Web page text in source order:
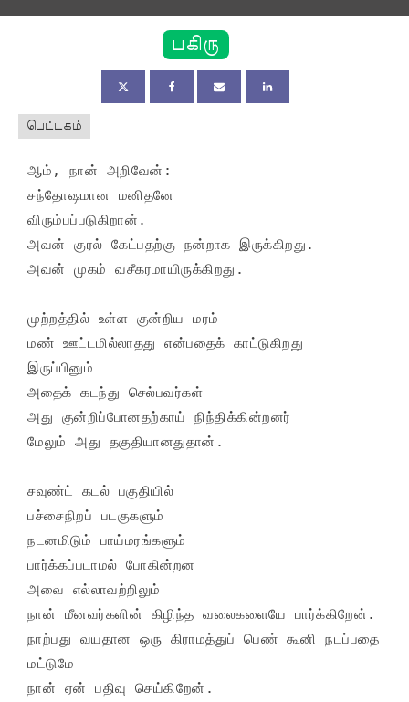
பகிரு
பெட்டகம்
ஆம், நான் அறிவேன்:
சந்தோஷமான மனிதனே
விரும்பப்படுகிறான்.
அவன் குரல் கேட்பதற்கு நன்றாக இருக்கிறது.
அவன் முகம் வசீகரமாயிருக்கிறது.
முற்றத்தில் உள்ள குன்றிய மரம்
மண் ஊட்டமில்லாதது என்பதைக் காட்டுகிறது
இருப்பினும்
அதைக் கடந்து செல்பவர்கள்
அது குன்றிப்போனதற்காய் நிந்திக்கின்றனர்
மேலும் அது தகுதியானதுதான்.
சவுண்ட் கடல் பகுதியில்
பச்சைநிறப் படகுகளும்
நடனமிடும் பாய்மரங்களும்
பார்க்கப்படாமல் போகின்றன
அவை எல்லாவற்றிலும்
நான் மீனவர்களின் கிழிந்த வலைகளையே பார்க்கிறேன்.
நாற்பது வயதான ஒரு கிராமத்துப் பெண் கூனி நடப்பதை
மட்டுமே
நான் ஏன் பதிவு செய்கிறேன்.